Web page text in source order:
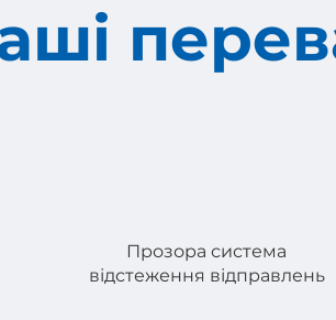
Прозора система
відстеження відправлень